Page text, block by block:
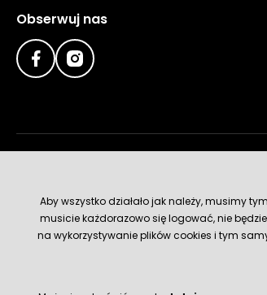
Obserwuj nas
Aby wszystko działało jak należy, musimy
musicie każdorazowo się logować, nie
na wykorzystywanie plików cookies i tym